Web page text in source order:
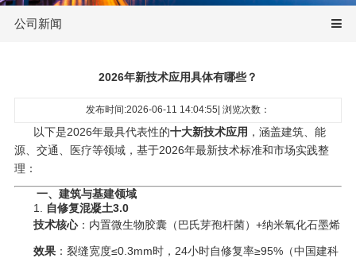
公司新闻
2026年新技术应用具体有哪些？
发布时间:2026-06-11 14:04:55| 浏览次数：
以下是2026年最具代表性的‌十大新技术应用 ‌，涵盖建筑、能
源、交通、医疗等领域，基于2026年最新技术标准和市场实践整
理：
一、建筑与基建领域
1. ‌
自修复混凝土3.0
技术核心‌：内置微生物胶囊（巴氏芽孢杆菌）+纳米氧化石墨烯
效果‌：裂缝宽度≤0.3mm时，24小时自修复率≥95%（中国建科